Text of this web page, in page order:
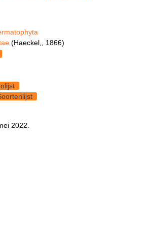
(Haeckel,, 1866)
2022.